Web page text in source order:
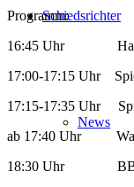
Schiedsrichter
News
Programm:
16:45 Uhr
17:00-17:15 Uhr
17:15-17:35 Uhr
ab 17:40 Uhr
18:30 Uhr BBV-